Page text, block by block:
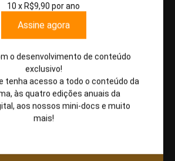
10 x R$9,90 por ano
Assine agora
o desenvolvimento de conteúdo
exclusivo!
tenha acesso a todo o conteúdo da
às quatro edições anuais da
aos nossos mini-docs e muito
mais!
o leitor, com espaço especial dedicado a
a entrevistas com especialistas em arte
educação, literatura, filosofia,
nossa newsletter